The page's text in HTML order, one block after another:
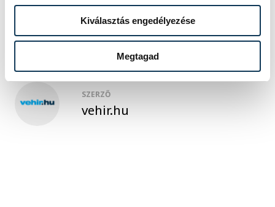
Kiválasztás engedélyezése
Megtagad
HybridCycle
SZERZŐ
vehir.hu